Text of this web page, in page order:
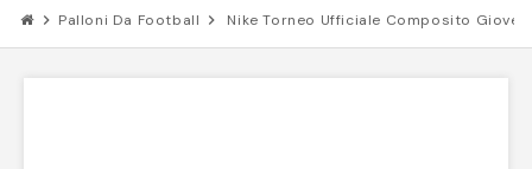
chevron_right Palloni Da Football chevron_right Nike Torneo Ufficiale Composito